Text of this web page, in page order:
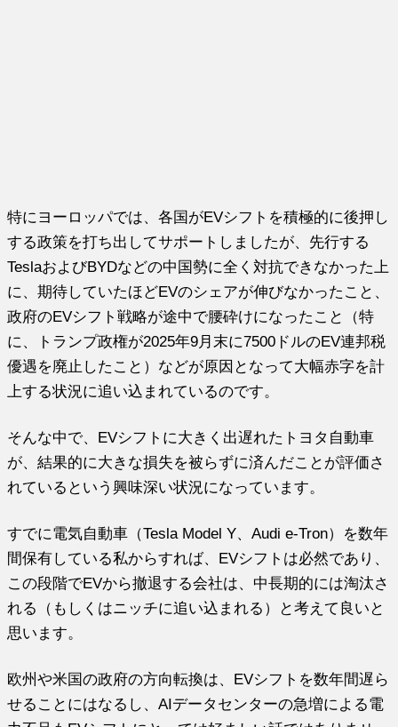
特にヨーロッパでは、各国がEVシフトを積極的に後押し
する政策を打ち出してサポートしましたが、先行する
TeslaおよびBYDなどの中国勢に全く対抗できなかった上
に、期待していたほどEVのシェアが伸びなかったこと、
政府のEVシフト戦略が途中で腰砕けになったこと（特
に、トランプ政権が2025年9月末に7500ドルのEV連邦税
優遇を廃止したこと）などが原因となって大幅赤字を計
上する状況に追い込まれているのです。
そんな中で、EVシフトに大きく出遅れたトヨタ自動車
が、結果的に大きな損失を被らずに済んだことが評価さ
れているという興味深い状況になっています。
すでに電気自動車（Tesla Model Y、Audi e-Tron）を数年
間保有している私からすれば、EVシフトは必然であり、
この段階でEVから撤退する会社は、中長期的には淘汰さ
れる（もしくはニッチに追い込まれる）と考えて良いと
思います。
欧州や米国の政府の方向転換は、EVシフトを数年間遅ら
せることにはなるし、AIデータセンターの急増による電